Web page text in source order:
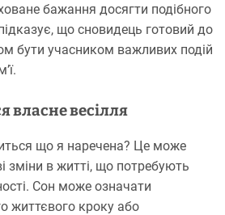
бажання досягти подібного
що сновидець готовий до
бути учасником важливих подій
власне весілля
що я наречена? Це може
зміни в житті, що потребують
Сон може означати
життєвого кроку або